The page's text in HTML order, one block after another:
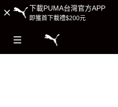
下載PUMA台灣官方APP
即獲首下載禮$200元